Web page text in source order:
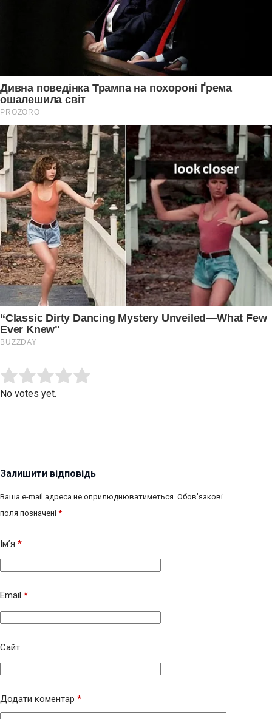
Rate this item:
No votes yet.
Залишити відповідь
Ваша e-mail адреса не оприлюднюватиметься. Обов’язкові
поля позначені *
Ім’я *
Email *
Сайт
Додати коментар *